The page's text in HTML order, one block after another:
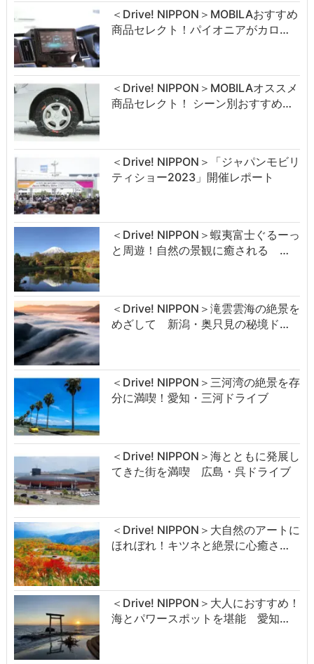
＜Drive! NIPPON＞MOBILAおすすめ
商品セレクト！パイオニアがカロ…
＜Drive! NIPPON＞MOBILAオススメ
商品セレクト！ シーン別おすすめ…
＜Drive! NIPPON＞「ジャパンモビリ
ティショー2023」開催レポート
＜Drive! NIPPON＞蝦夷富士ぐるーっ
と周遊！自然の景観に癒される …
＜Drive! NIPPON＞滝雲雲海の絶景を
めざして 新潟・奥只見の秘境ド…
＜Drive! NIPPON＞三河湾の絶景を存
分に満喫！愛知・三河ドライブ
＜Drive! NIPPON＞海とともに発展し
てきた街を満喫 広島・呉ドライブ
＜Drive! NIPPON＞大自然のアートに
ほれぼれ！キツネと絶景に心癒さ…
＜Drive! NIPPON＞大人におすすめ！
海とパワースポットを堪能 愛知…